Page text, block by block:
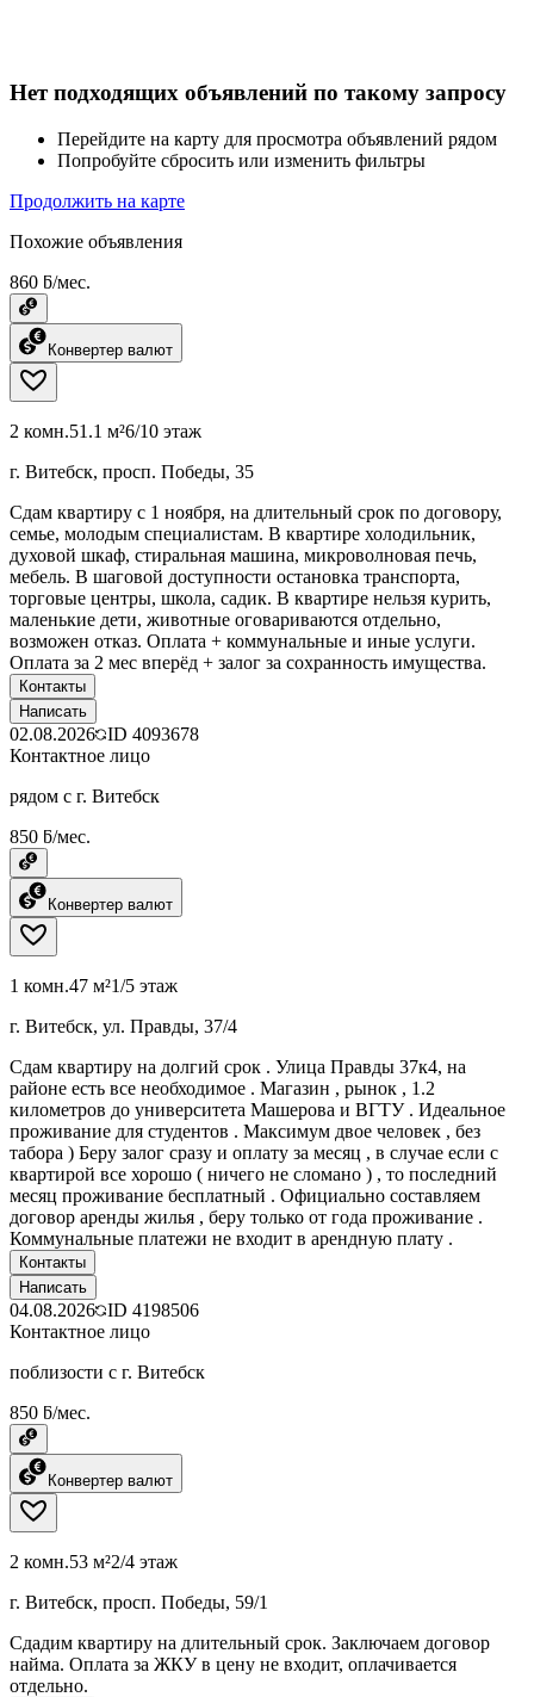
Нет подходящих объявлений по такому запросу
Перейдите на карту для просмотра объявлений рядом
Попробуйте сбросить или изменить фильтры
Продолжить на карте
Похожие объявления
860 ƃ/мес.
Конвертер валют
2 комн.51.1 м²6/10 этаж
г. Витебск, просп. Победы, 35
Сдам квартиру с 1 ноября, на длительный срок по договору,
семье, молодым специалистам. В квартире холодильник,
духовой шкаф, стиральная машина, микроволновая печь,
мебель. В шаговой доступности остановка транспорта,
торговые центры, школа, садик. В квартире нельзя курить,
маленькие дети, животные оговариваются отдельно,
возможен отказ. Оплата + коммунальные и иные услуги.
Оплата за 2 мес вперёд + залог за сохранность имущества.
Контакты
Написать
02.08.2026 ID 4093678
Контактное лицо
рядом с г. Витебск
850 ƃ/мес.
Конвертер валют
1 комн.47 м²1/5 этаж
г. Витебск, ул. Правды, 37/4
Сдам квартиру на долгий срок . Улица Правды 37к4, на
районе есть все необходимое . Магазин , рынок , 1.2
километров до университета Машерова и ВГТУ . Идеальное
проживание для студентов . Максимум двое человек , без
табора ) Беру залог сразу и оплату за месяц , в случае если с
квартирой все хорошо ( ничего не сломано ) , то последний
месяц проживание бесплатный . Официально составляем
договор аренды жилья , беру только от года проживание .
Коммунальные платежи не входит в арендную плату .
Контакты
Написать
04.08.2026 ID 4198506
Контактное лицо
поблизости с г. Витебск
850 ƃ/мес.
Конвертер валют
2 комн.53 м²2/4 этаж
г. Витебск, просп. Победы, 59/1
Сдадим квартиру на длительный срок. Заключаем договор
найма. Оплата за ЖКУ в цену не входит, оплачивается
отдельно.